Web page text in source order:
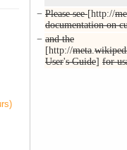
− Please see[http://
documentation on
− and the
[http://meta.
User's Guide] for